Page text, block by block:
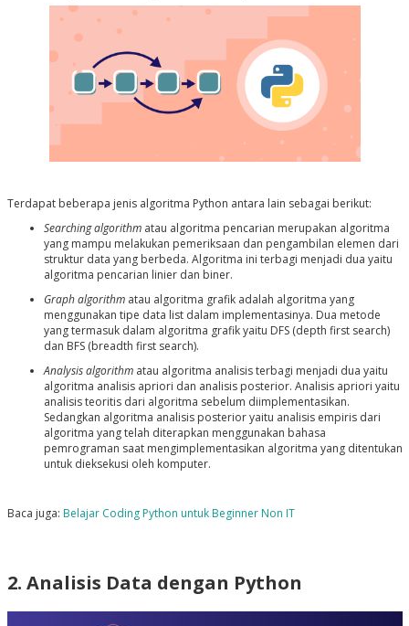
Terdapat beberapa jenis algoritma Python antara lain sebagai berikut:
Searching algorithmatau algoritma pencarian merupakan algoritma
yang mampu melakukan pemeriksaan dan pengambilan elemen dari
struktur data yang berbeda. Algoritma ini terbagi menjadi dua yaitu
algoritma pencarian linier dan biner.
Graph algorithmatau algoritma grafik adalah algoritma yang
menggunakan tipe data list dalam implementasinya. Dua metode
yang termasuk dalam algoritma grafik yaitu DFS (depth first search)
dan BFS (breadth first search).
Analysis algorithm atau algoritma analisis terbagi menjadi dua yaitu
algoritma analisis apriori dan analisis posterior. Analisis apriori yaitu
analisis teoritis dari algoritma sebelum diimplementasikan.
Sedangkan algoritma analisis posterior yaitu analisis empiris dari
algoritma yang telah diterapkan menggunakan bahasa
pemrograman saat mengimplementasikan algoritma yang ditentukan
untuk dieksekusi oleh komputer.
Baca juga: Belajar Coding Python untuk Beginner Non IT
2. Analisis Data dengan Python